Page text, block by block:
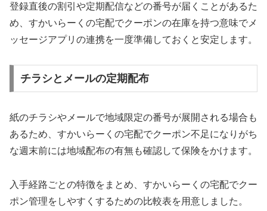
登録直後の割引や定期配信などの番号が届くことがあるた
め、すかいらーくの宅配でクーポンの在庫を持つ意味でメ
ッセージアプリの連携を一度準備しておくと安定します。
チラシとメールの定期配布
紙のチラシやメールで地域限定の番号が展開される場合も
あるため、すかいらーくの宅配でクーポン不足になりがち
な週末前には地域配布の有無も確認して保険をかけます。
入手経路ごとの特徴をまとめ、すかいらーくの宅配でクー
ポン管理をしやすくするための比較表を用意しました。